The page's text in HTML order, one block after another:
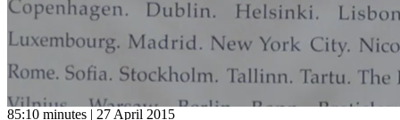
85:10 minutes | 27 April 2015